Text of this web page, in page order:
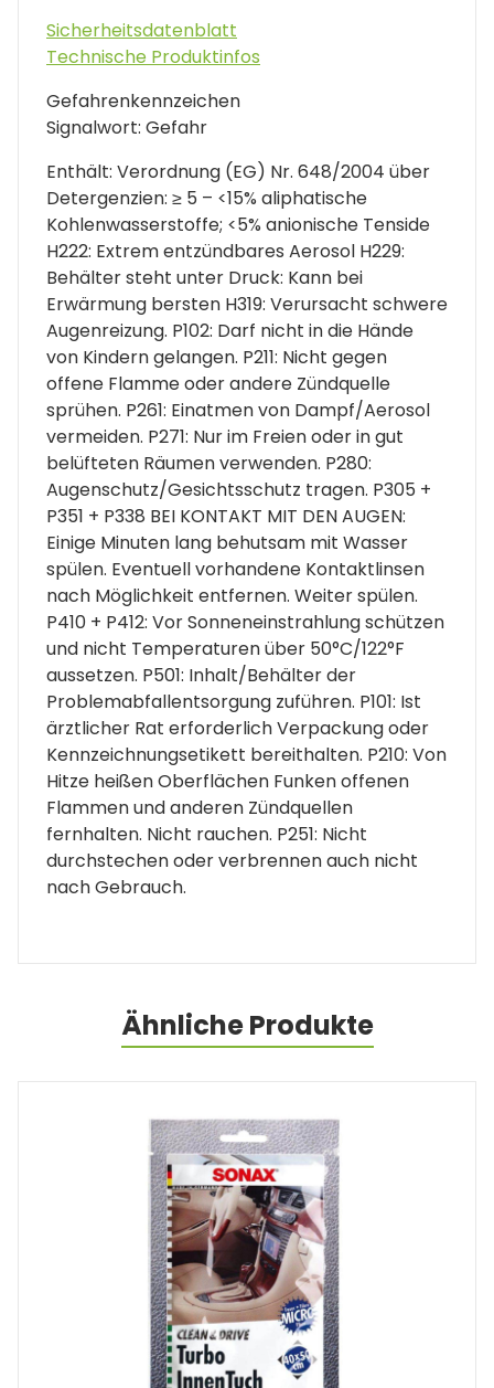
Sicherheitsdatenblatt
Technische Produktinfos
Gefahrenkennzeichen
Signalwort: Gefahr
Enthält: Verordnung (EG) Nr. 648/2004 über
Detergenzien: ≥ 5 – <15% aliphatische
Kohlenwasserstoffe; <5% anionische Tenside
H222: Extrem entzündbares Aerosol H229:
Behälter steht unter Druck: Kann bei
Erwärmung bersten H319: Verursacht schwere
Augenreizung. P102: Darf nicht in die Hände
von Kindern gelangen. P211: Nicht gegen
offene Flamme oder andere Zündquelle
sprühen. P261: Einatmen von Dampf/Aerosol
vermeiden. P271: Nur im Freien oder in gut
belüfteten Räumen verwenden. P280:
Augenschutz/Gesichtsschutz tragen. P305 +
P351 + P338 BEI KONTAKT MIT DEN AUGEN:
Einige Minuten lang behutsam mit Wasser
spülen. Eventuell vorhandene Kontaktlinsen
nach Möglichkeit entfernen. Weiter spülen.
P410 + P412: Vor Sonneneinstrahlung schützen
und nicht Temperaturen über 50°C/122°F
aussetzen. P501: Inhalt/Behälter der
Problemabfallentsorgung zuführen. P101: Ist
ärztlicher Rat erforderlich Verpackung oder
Kennzeichnungsetikett bereithalten. P210: Von
Hitze heißen Oberflächen Funken offenen
Flammen und anderen Zündquellen
fernhalten. Nicht rauchen. P251: Nicht
durchstechen oder verbrennen auch nicht
nach Gebrauch.
Ähnliche Produkte